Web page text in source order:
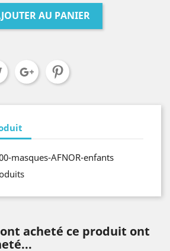
AU PANIER
masques-AFNOR-enfants
acheté ce produit ont